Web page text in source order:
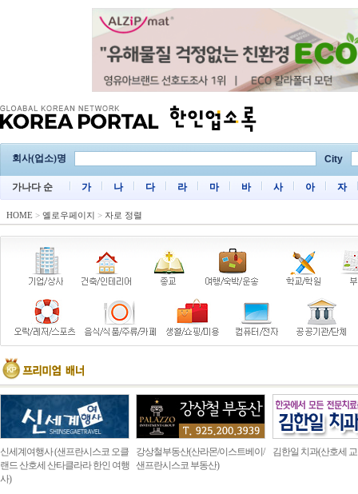
회사(업소)명 City
가나다 순 가 나 다 라 마 바 사 아 자
HOME > 옐로우페이지 > 자로 정렬
신세계여행사 (샌프란시스코 오클
랜드 산호세 산타클라라 한인 여행
사)
강상철부동산(산라몬/이스트베이/
샌프란시스코 부동산)
김한일 치과(산호세